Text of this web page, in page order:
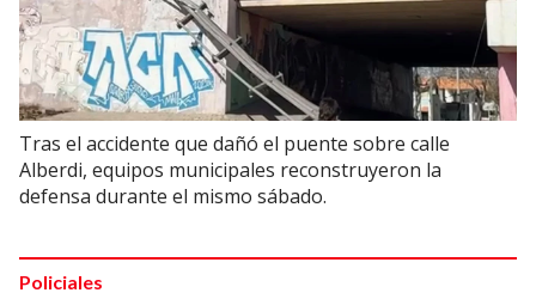
Tras el accidente que dañó el puente sobre calle
Alberdi, equipos municipales reconstruyeron la
defensa durante el mismo sábado.
Policiales